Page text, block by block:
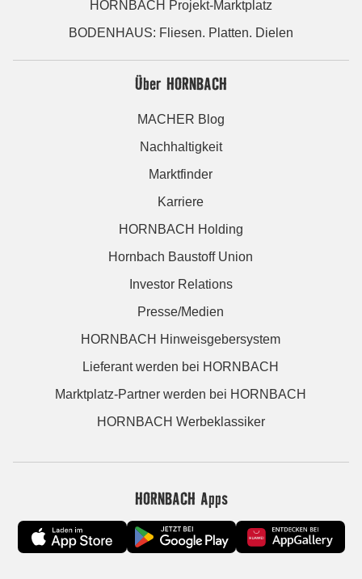
HORNBACH Projekt-Marktplatz
BODENHAUS: Fliesen. Platten. Dielen
Über HORNBACH
MACHER Blog
Nachhaltigkeit
Marktfinder
Karriere
HORNBACH Holding
Hornbach Baustoff Union
Investor Relations
Presse/Medien
HORNBACH Hinweisgebersystem
Lieferant werden bei HORNBACH
Marktplatz-Partner werden bei HORNBACH
HORNBACH Werbeklassiker
HORNBACH Apps